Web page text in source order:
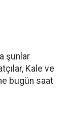
şunlar
Kale ve
bugün saat